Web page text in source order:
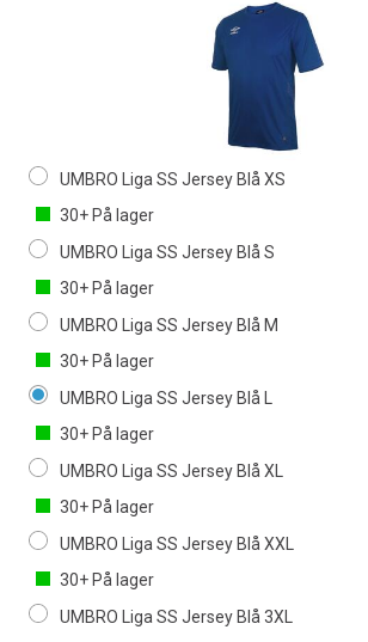
UMBRO Liga SS Jersey Blå XS
30+ På lager
UMBRO Liga SS Jersey Blå S
30+ På lager
UMBRO Liga SS Jersey Blå M
30+ På lager
UMBRO Liga SS Jersey Blå L
30+ På lager
UMBRO Liga SS Jersey Blå XL
30+ På lager
UMBRO Liga SS Jersey Blå XXL
30+ På lager
UMBRO Liga SS Jersey Blå 3XL